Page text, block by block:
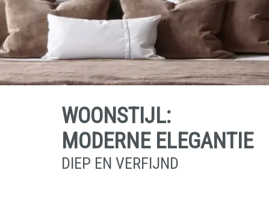
WOONSTIJL:
MODERNE ELEGANTIE
DIEP EN VERFIJND